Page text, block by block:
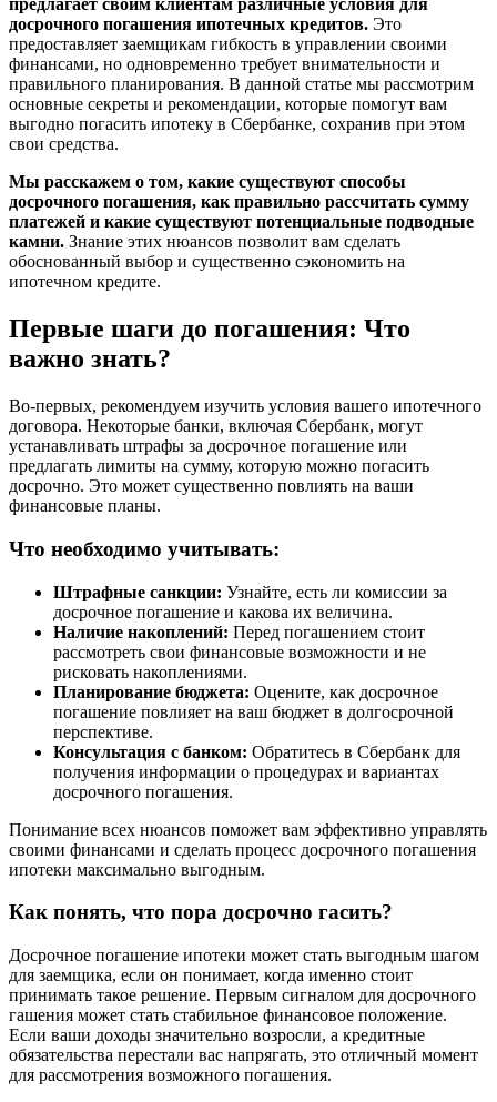
предлагает своим клиентам различные условия для
досрочного погашения ипотечных кредитов. Это
предоставляет заемщикам гибкость в управлении своими
финансами, но одновременно требует внимательности и
правильного планирования. В данной статье мы рассмотрим
основные секреты и рекомендации, которые помогут вам
выгодно погасить ипотеку в Сбербанке, сохранив при этом
свои средства.
Мы расскажем о том, какие существуют способы
досрочного погашения, как правильно рассчитать сумму
платежей и какие существуют потенциальные подводные
камни. Знание этих нюансов позволит вам сделать
обоснованный выбор и существенно сэкономить на
ипотечном кредите.
Первые шаги до погашения: Что
важно знать?
Во-первых, рекомендуем изучить условия вашего ипотечного
договора. Некоторые банки, включая Сбербанк, могут
устанавливать штрафы за досрочное погашение или
предлагать лимиты на сумму, которую можно погасить
досрочно. Это может существенно повлиять на ваши
финансовые планы.
Что необходимо учитывать:
Штрафные санкции: Узнайте, есть ли комиссии за
досрочное погашение и какова их величина.
Наличие накоплений: Перед погашением стоит
рассмотреть свои финансовые возможности и не
рисковать накоплениями.
Планирование бюджета: Оцените, как досрочное
погашение повлияет на ваш бюджет в долгосрочной
перспективе.
Консультация с банком: Обратитесь в Сбербанк для
получения информации о процедурах и вариантах
досрочного погашения.
Понимание всех нюансов поможет вам эффективно управлять
своими финансами и сделать процесс досрочного погашения
ипотеки максимально выгодным.
Как понять, что пора досрочно гасить?
Досрочное погашение ипотеки может стать выгодным шагом
для заемщика, если он понимает, когда именно стоит
принимать такое решение. Первым сигналом для досрочного
гашения может стать стабильное финансовое положение.
Если ваши доходы значительно возросли, а кредитные
обязательства перестали вас напрягать, это отличный момент
для рассмотрения возможного погашения.